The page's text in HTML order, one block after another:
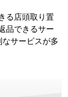
る店頭取り置
品できるサー
サービスが多